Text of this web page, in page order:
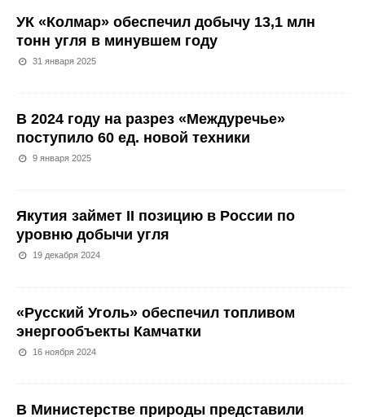
УК «Колмар» обеспечил добычу 13,1 млн
тонн угля в минувшем году
31 января 2025
В 2024 году на разрез «Междуречье»
поступило 60 ед. новой техники
9 января 2025
Якутия займет II позицию в России по
уровню добычи угля
19 декабря 2024
«Русский Уголь» обеспечил топливом
энергообъекты Камчатки
16 ноября 2024
В Министерстве природы представили